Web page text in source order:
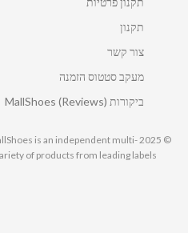
תקנון
צור קשר
מעקב סטטוס הזמנה
ביקורות MallShoes (Reviews)
is an independent multi-
of products from leading labels.